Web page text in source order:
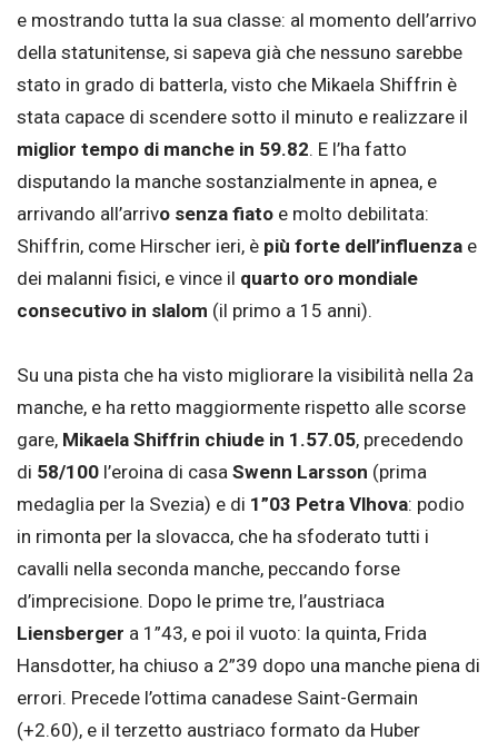
e mostrando tutta la sua classe: al momento dell’arrivo
della statunitense, si sapeva già che nessuno sarebbe
stato in grado di batterla, visto che Mikaela Shiffrin è
stata capace di scendere sotto il minuto e realizzare il
miglior tempo di manche in 59.82. E l’ha fatto
disputando la manche sostanzialmente in apnea, e
arrivando all’arrivo senza fiato e molto debilitata:
Shiffrin, come Hirscher ieri, è più forte dell’influenza e
dei malanni fisici, e vince il quarto oro mondiale
consecutivo in slalom (il primo a 15 anni).
Su una pista che ha visto migliorare la visibilità nella 2a
manche, e ha retto maggiormente rispetto alle scorse
gare, Mikaela Shiffrin chiude in 1.57.05, precedendo
di 58/100 l’eroina di casa Swenn Larsson (prima
medaglia per la Svezia) e di 1”03 Petra Vlhova: podio
in rimonta per la slovacca, che ha sfoderato tutti i
cavalli nella seconda manche, peccando forse
d’imprecisione. Dopo le prime tre, l’austriaca
Liensberger a 1”43, e poi il vuoto: la quinta, Frida
Hansdotter, ha chiuso a 2”39 dopo una manche piena di
errori. Precede l’ottima canadese Saint-Germain
(+2.60), e il terzetto austriaco formato da Huber